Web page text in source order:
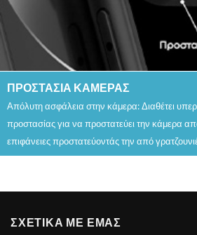
ΠΡΟΣΤΑΣΙΑ ΚΑΜΕΡΑΣ
Απόλυτη ασφάλεια στην κάμερα: Διαθέτει
προστασίας για να προστατεύει την κάμερα
επιφάνειες προστατεύοντάς την από
ΣΧΕΤΙΚΑ ΜΕ ΕΜΑΣ